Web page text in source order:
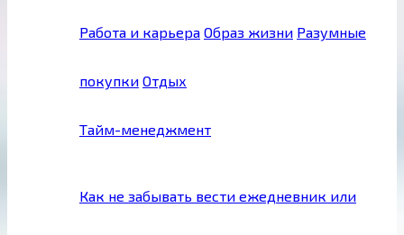
Работа и карьера Образ жизни Разумные
покупки Отдых
Тайм-менеджмент
Как не забывать вести ежедневник или